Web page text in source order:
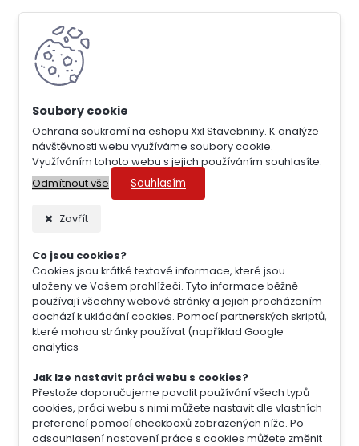
Ochrana soukromí na eshopu Xxl Stavebniny. K analýze
návštěvnosti webu využíváme soubory cookie.
Využíváním tohoto webu s jejich používáním souhlasíte.
Odmítnout vše
Souhlasím
Zavřít
Co jsou cookies?
Cookies jsou krátké textové informace, které jsou
uloženy ve Vašem prohlížeči. Tyto informace běžně
používají všechny webové stránky a jejich procházením
dochází k ukládání cookies. Pomocí partnerských skriptů,
které mohou stránky používat (například Google
analytics
Jak lze nastavit práci webu s cookies?
Přestože doporučujeme povolit používání všech typů
cookies, práci webu s nimi můžete nastavit dle vlastních
preferencí pomocí checkboxů zobrazených níže. Po
odsouhlasení nastavení práce s cookies můžete změnit